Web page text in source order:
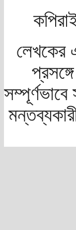
লেখকের